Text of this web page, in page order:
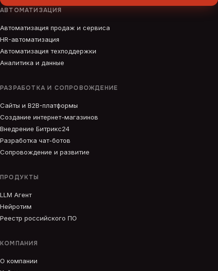
АВТОМАТИЗАЦИЯ
Автоматизация продаж и сервиса
HR-автоматизация
Автоматизация техподдержки
Аналитика и данные
РАЗРАБОТКА И СОПРОВОЖДЕНИЕ
Сайты и B2B-платформы
Создание интернет-магазинов
Внедрение Битрикс24
Разработка чат-ботов
Сопровождение и развитие
ПРОДУКТЫ
LLM Агент
Нейротим
Реестр российского ПО
КОМПАНИЯ
О компании